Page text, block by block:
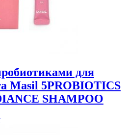
для
Masil 5PROBIOTICS
SHAMPOO